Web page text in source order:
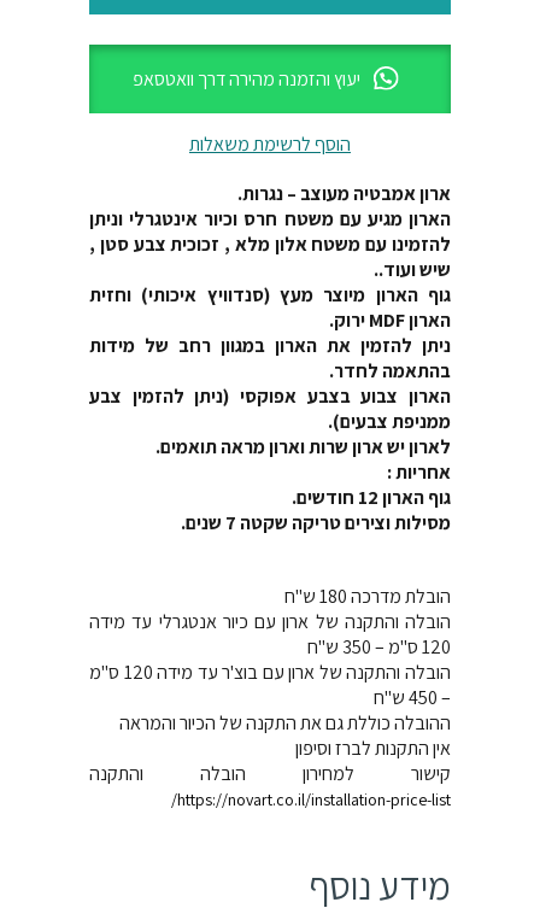
יעוץ והזמנה מהירה דרך וואטסאפ
הוסף לרשימת משאלות
ארון אמבטיה מעוצב – נגרות.
הארון מגיע עם משטח חרס וכיור אינטגרלי וניתן
להזמינו עם משטח אלון מלא , זכוכית צבע סטן ,
שיש ועוד..
גוף הארון מיוצר מעץ (סנדוויץ איכותי) וחזית
הארון MDF ירוק.
ניתן להזמין את הארון במגוון רחב של מידות
בהתאמה לחדר.
הארון צבוע בצבע אפוקסי (ניתן להזמין צבע
ממניפת צבעים).
לארון יש ארון שרות וארון מראה תואמים.
אחריות :
גוף הארון 12 חודשים.
מסילות וצירים טריקה שקטה 7 שנים.
הובלת מדרכה 180 ש"ח
הובלה והתקנה של ארון עם כיור אנטגרלי עד מידה
120 ס"מ – 350 ש"ח
הובלה והתקנה של ארון עם בוצ'ר עד מידה 120 ס"מ
– 450 ש"ח
ההובלה כוללת גם את התקנה של הכיור והמראה
אין התקנות לברז וסיפון
קישור למחירון הובלה והתקנה
https://novart.co.il/installation-price-list/
מידע נוסף